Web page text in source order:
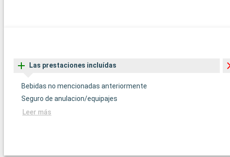
Las prestaciones incluídas
Bebidas no mencionadas anteriormente
Seguro de anulacion/equipajes
Leer más